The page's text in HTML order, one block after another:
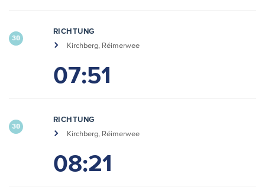
30
RICHTUNG
Kirchberg, Réimerwee
07:51
30
RICHTUNG
Kirchberg, Réimerwee
08:21